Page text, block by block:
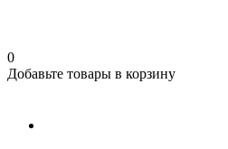
0
Добавьте товары в корзину